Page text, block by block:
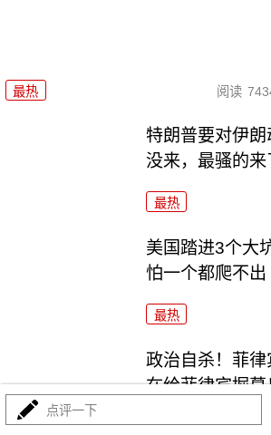
最热 阅读
特朗普要对伊
没来，最骚的来
最热
美国踏进3个大
怕一个都爬不出
最热
政治自杀！菲
在给菲律宾掘墓
最热
点评一下